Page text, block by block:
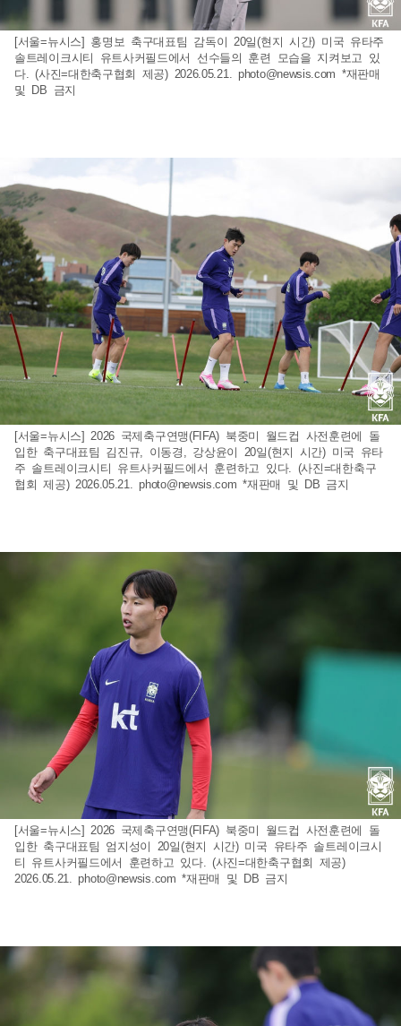
[서울=뉴시스] 홍명보 축구대표팀 감독이 20일(현지 시간) 미국 유타주
솔트레이크시티 유트사커필드에서 선수들의 훈련 모습을 지켜보고 있
다. (사진=대한축구협회 제공) 2026.05.21. photo@newsis.com *재판매
및 DB 금지
[서울=뉴시스] 2026 국제축구연맹(FIFA) 북중미 월드컵 사전훈련에 돌
입한 축구대표팀 김진규, 이동경, 강상윤이 20일(현지 시간) 미국 유타
주 솔트레이크시티 유트사커필드에서 훈련하고 있다. (사진=대한축구
협회 제공) 2026.05.21.photo@newsis.com *재판매 및 DB 금지
[서울=뉴시스] 2026 국제축구연맹(FIFA) 북중미 월드컵 사전훈련에 돌
입한 축구대표팀 엄지성이 20일(현지 시간) 미국 유타주 솔트레이크시
티 유트사커필드에서 훈련하고 있다. (사진=대한축구협회 제공)
2026.05.21.photo@newsis.com *재판매 및 DB 금지